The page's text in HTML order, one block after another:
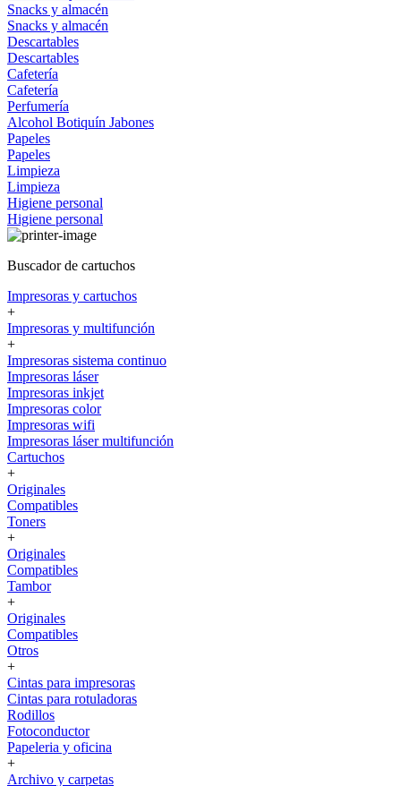
Snacks y almacén
Snacks y almacén
Descartables
Descartables
Cafetería
Cafetería
Perfumería
Alcohol Botiquín Jabones
Papeles
Papeles
Limpieza
Limpieza
Higiene personal
Higiene personal
Buscador de cartuchos
Impresoras y cartuchos
+
Impresoras y multifunción
+
Impresoras sistema continuo
Impresoras láser
Impresoras inkjet
Impresoras color
Impresoras wifi
Impresoras láser multifunción
Cartuchos
+
Originales
Compatibles
Toners
+
Originales
Compatibles
Tambor
+
Originales
Compatibles
Otros
+
Cintas para impresoras
Cintas para rotuladoras
Rodillos
Fotoconductor
Papeleria y oficina
+
Archivo y carpetas